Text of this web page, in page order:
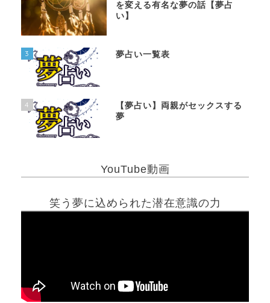
を変える有名な夢の話【夢占
い】
3 夢占い一覧表
4
【夢占い】両親がセックスする
夢
YouTube動画
笑う夢に込められた潜在意識の力